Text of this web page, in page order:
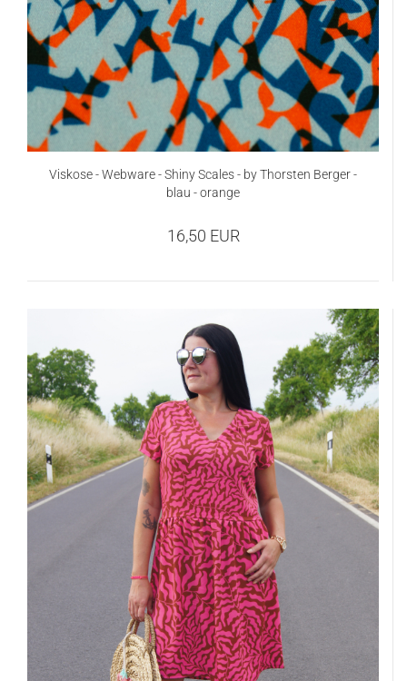
Viskose - Webware - Shiny Scales - by Thorsten Berger -
blau - orange
16,50 EUR